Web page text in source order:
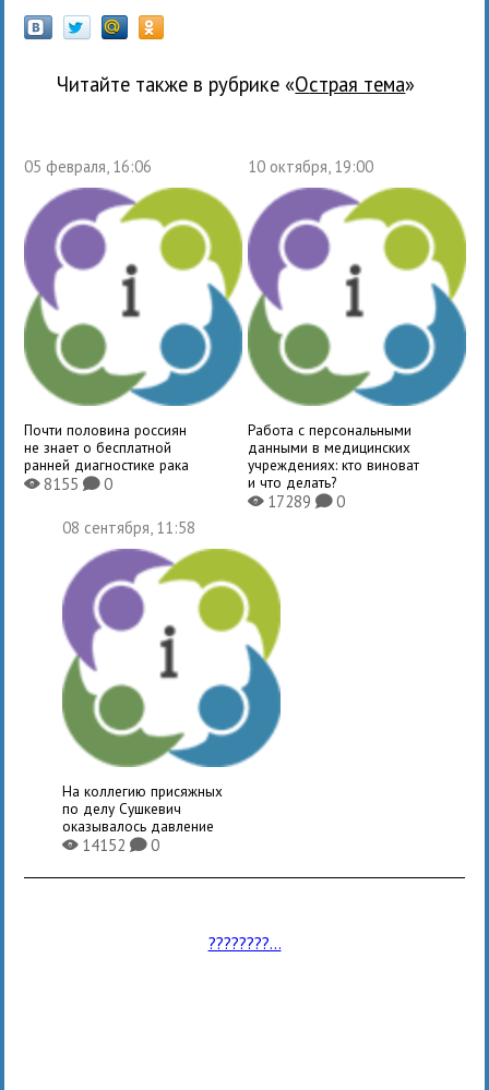
Читайте также в рубрике « Острая тема»
05 февраля, 16:06
Почти половина россиян
не знает о бесплатной
ранней диагностике рака
X8155K0
10 октября, 19:00
Работа с персональными
данными в медицинских
учреждениях: кто виноват
и что делать?
X17289 K0
08 сентября, 11:58
На коллегию присяжных
по делу Сушкевич
оказывалось давление
X14152K0
????????...